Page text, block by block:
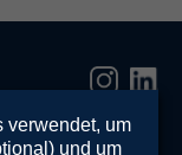
verwendet, um
und um